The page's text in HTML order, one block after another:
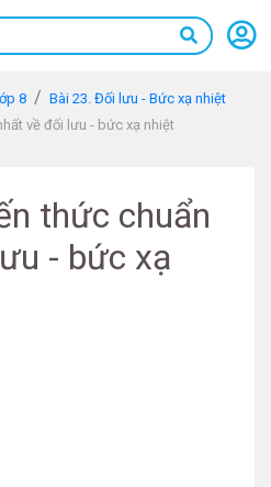
8
Bài 23. Đối lưu - Bức xạ nhiệt
về đối lưu - bức xạ nhiệt
thức chuẩn
- bức xạ